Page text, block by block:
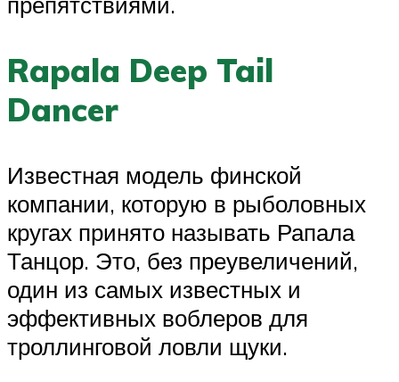
Rapala Deep Tail
Dancer
Известная модель финской
компании, которую в рыболовных
кругах принято называть Рапала
Танцор. Это, без преувеличений,
один из самых известных и
эффективных воблеров для
троллинговой ловли щуки.